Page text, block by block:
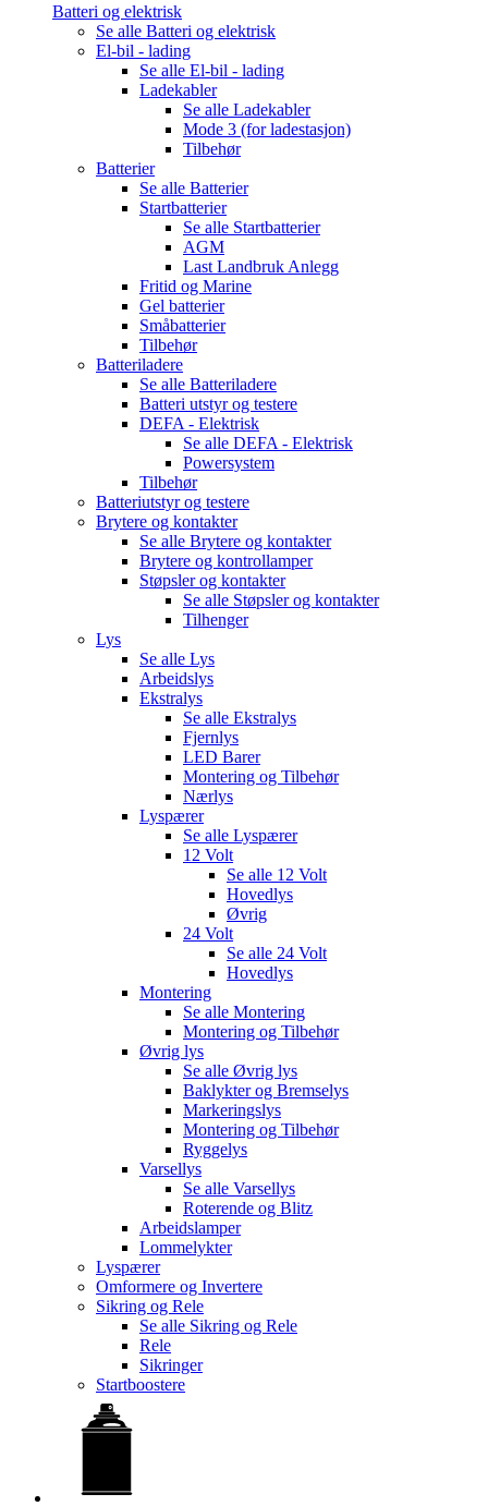
Batteri og elektrisk
Se alle Batteri og elektrisk
El-bil - lading
Se alle El-bil - lading
Ladekabler
Se alle Ladekabler
Mode 3 (for ladestasjon)
Tilbehør
Batterier
Se alle Batterier
Startbatterier
Se alle Startbatterier
AGM
Last Landbruk Anlegg
Fritid og Marine
Gel batterier
Småbatterier
Tilbehør
Batteriladere
Se alle Batteriladere
Batteri utstyr og testere
DEFA - Elektrisk
Se alle DEFA - Elektrisk
Powersystem
Tilbehør
Batteriutstyr og testere
Brytere og kontakter
Se alle Brytere og kontakter
Brytere og kontrollamper
Støpsler og kontakter
Se alle Støpsler og kontakter
Tilhenger
Lys
Se alle Lys
Arbeidslys
Ekstralys
Se alle Ekstralys
Fjernlys
LED Barer
Montering og Tilbehør
Nærlys
Lyspærer
Se alle Lyspærer
12 Volt
Se alle 12 Volt
Hovedlys
Øvrig
24 Volt
Se alle 24 Volt
Hovedlys
Montering
Se alle Montering
Montering og Tilbehør
Øvrig lys
Se alle Øvrig lys
Baklykter og Bremselys
Markeringslys
Montering og Tilbehør
Ryggelys
Varsellys
Se alle Varsellys
Roterende og Blitz
Arbeidslamper
Lommelykter
Lyspærer
Omformere og Invertere
Sikring og Rele
Se alle Sikring og Rele
Rele
Sikringer
Startboostere